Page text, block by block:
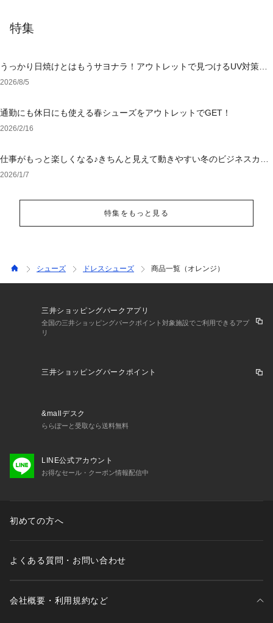
特集
うっかり日焼けとはもうサヨナラ！アウトレットで見つけるUV対策ウ
ェア
2026/8/5
通勤にも休日にも使える春シューズをアウトレットでGET！
2026/2/16
仕事がもっと楽しくなる♪きちんと見えて動きやすい冬のビジネスカジ
ュアル
2026/1/7
特集をもっと見る
シューズ ドレスシューズ 商品一覧（オレンジ）
三井ショッピングパークアプリ
全国の三井ショッピングパークポイント対象施設でご利用できるアプ
リ
三井ショッピングパークポイント
&mallデスク
ららぽーと受取なら送料無料
LINE公式アカウント
お得なセール・クーポン情報配信中
初めての方へ
よくある質問・お問い合わせ
会社概要・利用規約など